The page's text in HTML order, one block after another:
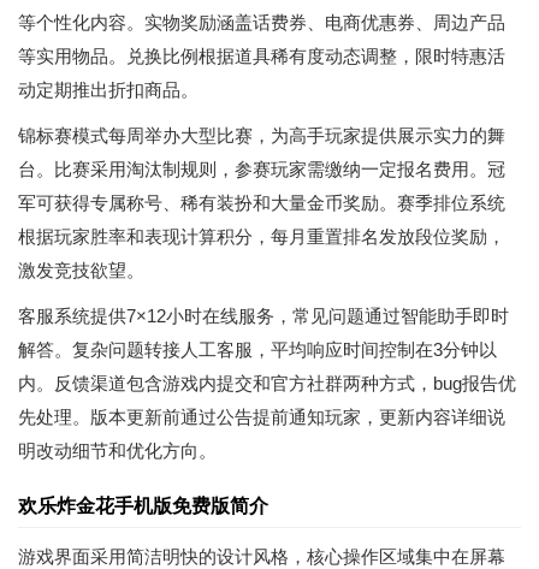
等个性化内容。实物奖励涵盖话费券、电商优惠券、周边产品
等实用物品。兑换比例根据道具稀有度动态调整，限时特惠活
动定期推出折扣商品。
锦标赛模式每周举办大型比赛，为高手玩家提供展示实力的舞
台。比赛采用淘汰制规则，参赛玩家需缴纳一定报名费用。冠
军可获得专属称号、稀有装扮和大量金币奖励。赛季排位系统
根据玩家胜率和表现计算积分，每月重置排名发放段位奖励，
激发竞技欲望。
客服系统提供7×12小时在线服务，常见问题通过智能助手即时
解答。复杂问题转接人工客服，平均响应时间控制在3分钟以
内。反馈渠道包含游戏内提交和官方社群两种方式，bug报告优
先处理。版本更新前通过公告提前通知玩家，更新内容详细说
明改动细节和优化方向。
欢乐炸金花手机版免费版简介
游戏界面采用简洁明快的设计风格，核心操作区域集中在屏幕